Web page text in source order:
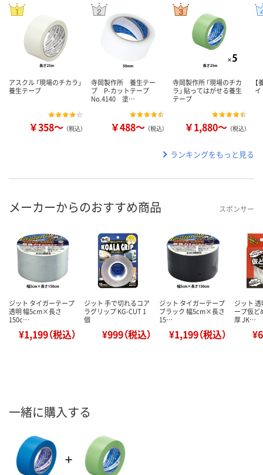
アスクル 「現場のチカラ」
養生テープ
￥358～ （税込）
寺岡製作所 養生テー
プ P-カットテープ
No.4140 塗…
￥488～ （税込）
寺岡製作所 「現場のチカ
ラ」 貼ってはがせる養生
テープ
￥1,880～ （税込）
ランキングをもっと見る
メーカーからのおすすめ商品 スポンサー
ジット タイガーテープ
透明 幅5cm×長さ
150c…
¥1,199（税込）
ジット 手で切れるコア
ラグリップ KG-CUT 1
個
¥999（税込）
ジット タイガーテープ
ブラック 幅5cm×長さ
15…
¥1,199（税込）
ジット
ープ仮ど
厚 JK…
一緒に購入する